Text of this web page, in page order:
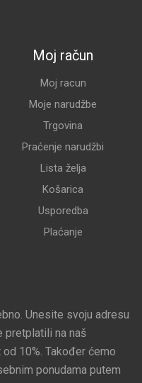
Moj račun
Moj racun
Moje narudžbe
Trgovina
Praćenje narudžbi
Lista želja
Košarica
Usporedba
Plaćanje
Unesite svoju adresu
pretplatili na naš
10%. Također ćemo
ponudama putem